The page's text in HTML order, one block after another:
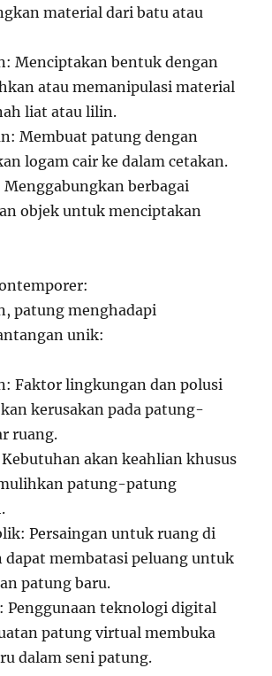
material dari batu atau
Menciptakan bentuk dengan
atau memanipulasi material
liat atau lilin.
Membuat patung dengan
logam cair ke dalam cetakan.
berbagai
objek untuk menciptakan
patung menghadapi
unik:
Faktor lingkungan dan polusi
kerusakan pada patung-
ruang.
akan keahlian khusus
patung-patung
Persaingan untuk ruang di
dapat membatasi peluang untuk
patung baru.
Penggunaan teknologi digital
patung virtual membuka
dalam seni patung.